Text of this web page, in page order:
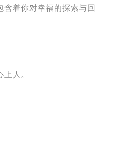
着你对幸福的探索与回
人。